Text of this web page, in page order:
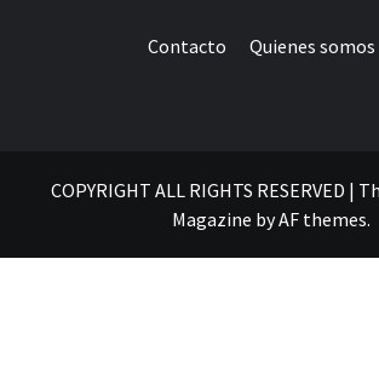
Contacto Quienes somos
COPYRIGHT ALL RIGHTS RESERVED |
Magazine byAF themes.